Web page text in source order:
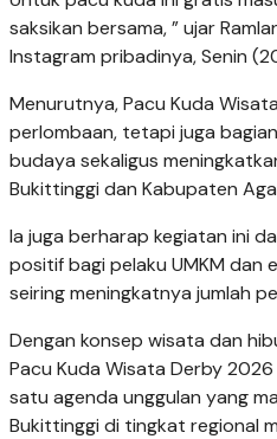
saksikan bersama, ” ujar
Instagram pribadinya, Senin
Menurutnya, Pacu Kuda
perlombaan, tetapi juga
budaya sekaligus
Bukittinggi dan Kabupaten
Ia juga berharap kegiatan ini
positif bagi pelaku UMKM dan
seiring meningkatnya jumlah
Dengan konsep wisata dan
Pacu Kuda Wisata Derby
satu agenda unggulan yang
Bukittinggi di tingkat regional